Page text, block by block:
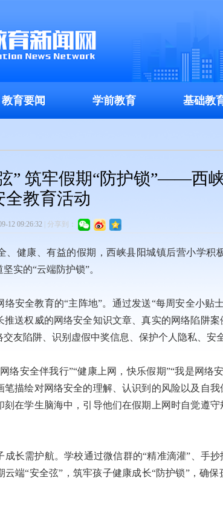
教育要闻 学前教育 基础教
” 筑牢假期“防护锁”——西
全教育活动
12 09:26:32 分享到：
、健康、有益的假期，西峡县阳城镇后营小学积
实的“云端防护锁”。
络安全教育的“主阵地”。通过发送“每周安全小贴
推送权威的网络安全知识文章、真实的网络陷阱
友陷阱、识别虚假中奖信息、保护个人隐私、安
络安全伴我行”“健康上网，快乐假期”“我是网络
笔描绘对网络安全的理解、认识到的风险以及自
刻在学生脑海中，引导他们在假期上网时自觉遵
成长需护航。学校通过微信群的“精准滴灌”、手
端“安全弦”，筑牢孩子健康成长“防护锁”，确